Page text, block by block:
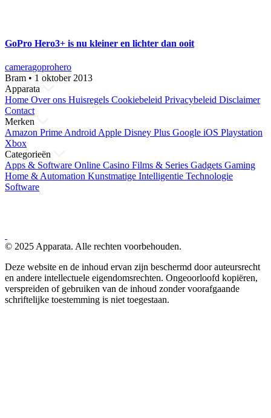
GoPro Hero3+ is nu kleiner en lichter dan ooit
cameragoprohero
Bram • 1 oktober 2013
Apparata
Home Over ons Huisregels Cookiebeleid Privacybeleid Disclaimer
Contact
Merken
Amazon Prime Android Apple Disney Plus Google iOS Playstation
Xbox
Categorieën
Apps & Software Online Casino Films & Series Gadgets Gaming
Home & Automation Kunstmatige Intelligentie Technologie
Software
© 2025 Apparata. Alle rechten voorbehouden.
Deze website en de inhoud ervan zijn beschermd door auteursrecht
en andere intellectuele eigendomsrechten. Ongeoorloofd kopiëren,
verspreiden of gebruiken van de inhoud zonder voorafgaande
schriftelijke toestemming is niet toegestaan.